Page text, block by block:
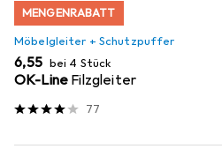
MENGENRABATT
Möbelgleiter + Schutzpuffer
EUR
6,55 bei 4 Stück
OK-Line Filzgleiter
77